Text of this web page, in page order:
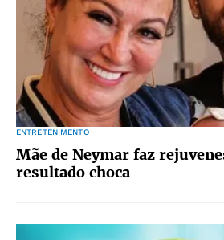
ENTRETENIMENTO
Mãe de Neymar faz
resultado choca